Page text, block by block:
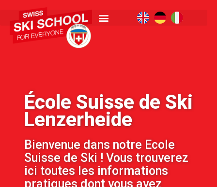
École Suisse de Ski
Lenzerheide
Bienvenue dans notre Ecole
Suisse de Ski ! Vous trouverez
ici toutes les informations
pratiques dont vous avez